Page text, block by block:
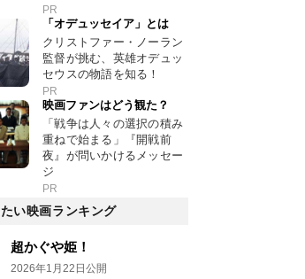
PR
「オデュッセイア」とは
クリストファー・ノーラン
監督が挑む、英雄オデュッ
セウスの物語を知る！
PR
映画ファンはどう観た？
「戦争は人々の選択の積み
重ねで始まる」『開戦前
夜』が問いかけるメッセー
ジ
PR
い映画ランキング
超かぐや姫！
2026年1月22日公開